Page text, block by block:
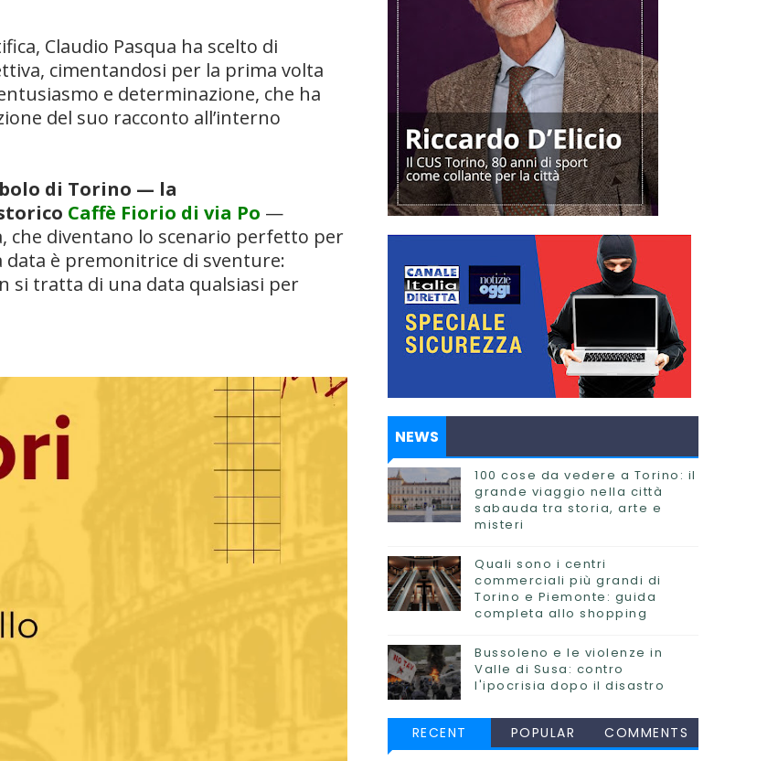
Claudio Pasqua ha scelto di
cimentandosi per la prima volta
e determinazione, che ha
del suo racconto all’interno
di Torino — la
Caffè Fiorio di via Po —
che diventano lo scenario perfetto per
è premonitrice di sventure:
si tratta di una data qualsiasi per
NEWS
100 cose da vedere a Torino: il
grande viaggio nella città
sabauda tra storia, arte e
misteri
Quali sono i centri
commerciali più grandi di
Torino e Piemonte: guida
completa allo shopping
Bussoleno e le violenze in
Valle di Susa: contro
l'ipocrisia dopo il disastro
RECENT POPULAR COMMENTS